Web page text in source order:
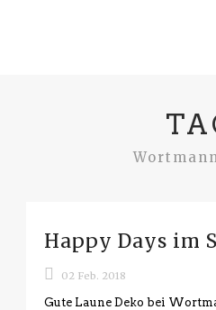
Happy Days im
02 Feb. 2018
Gute Laune Deko bei